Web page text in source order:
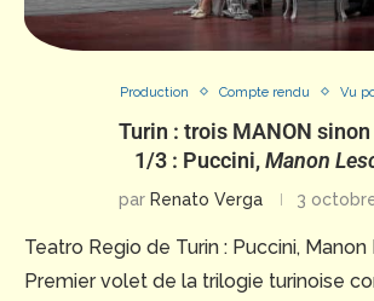
Production Compte rendu Vu
Turin : trois MANON
1/3 : Puccini,Manon
par Renato Verga 3
Teatro Regio de Turin : Puccini,
Premier volet de la trilogie turinoise